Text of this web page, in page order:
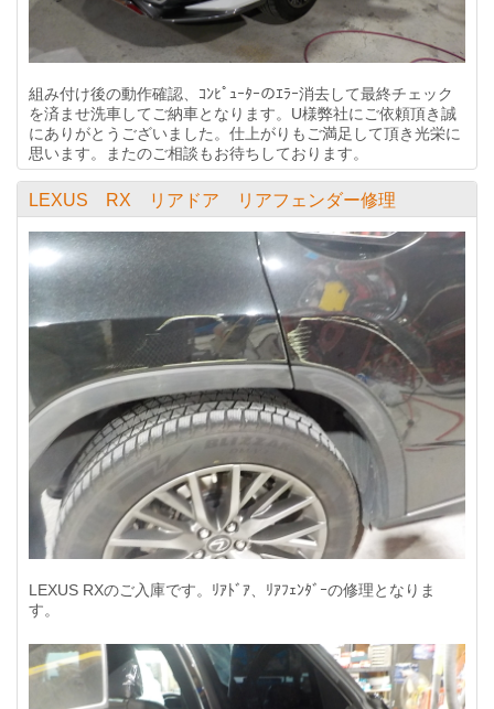
組み付け後の動作確認、ｺﾝﾋﾟｭｰﾀｰのｴﾗｰ消去して最終チェック
を済ませ洗車してご納車となります。U様弊社にご依頼頂き誠
にありがとうございました。仕上がりもご満足して頂き光栄に
思います。またのご相談もお待ちしております。
LEXUS RX リアドア リアフェンダー修理
LEXUS RXのご入庫です。ﾘｱﾄﾞｱ、ﾘｱﾌｪﾝﾀﾞｰの修理となりま
す。